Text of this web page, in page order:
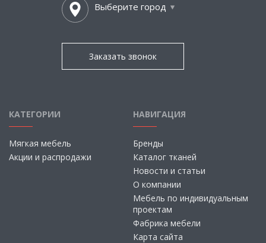
Выберите город
Заказать звонок
КАТЕГОРИИ
Мягкая мебель
Акции и распродажи
НАВИГАЦИЯ
Бренды
Каталог тканей
Новости и статьи
О компании
Мебель по индивидуальным
проектам
Фабрика мебели
Карта сайта